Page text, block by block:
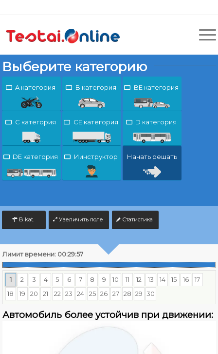
Выберите категорию
A категория B категория BE категория
C категория CE категория D категория
DE категория Иинструктор Начать решать
B kat. Увеличить поле Статистика
Лимит времени: 00:29:57
1 2 3 4 5 6 7 8 9 10 11 12 13 14 15 16
17
18
19 20 21 22 23 24 25 26 27 28 29 30
Автомобиль более устойчив при движении: